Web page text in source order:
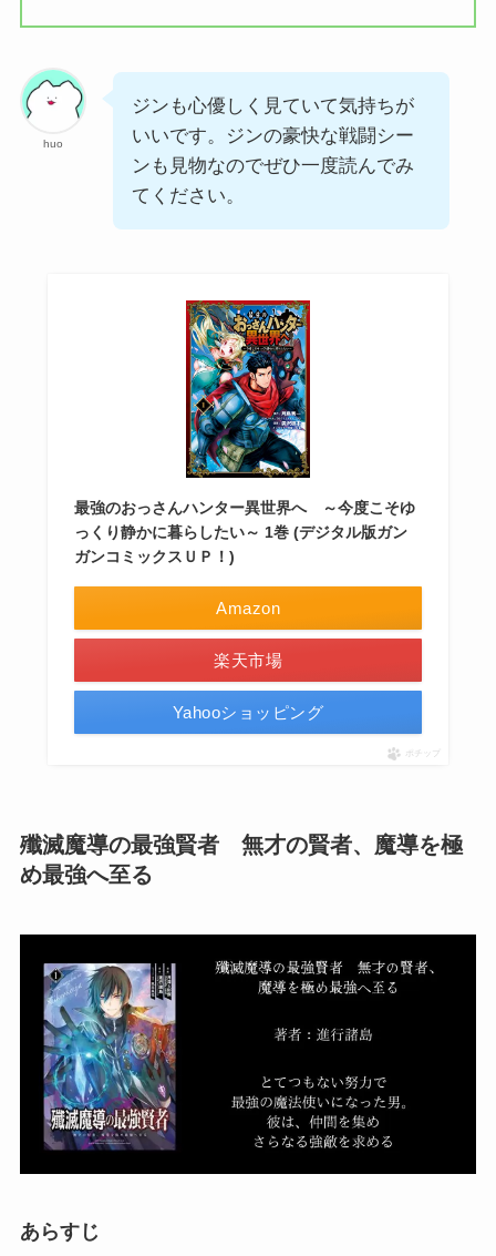
huo
ジンも心優しく見ていて気持ちが
いいです。ジンの豪快な戦闘シー
ンも見物なのでぜひ一度読んでみ
てください。
最強のおっさんハンター異世界へ ～今度こそゆ
っくり静かに暮らしたい～ 1巻 (デジタル版ガン
ガンコミックスＵＰ！)
Amazon
楽天市場
Yahooショッピング
ポチップ
殲滅魔導の最強賢者 無才の賢者、魔導を極
め最強へ至る
あらすじ